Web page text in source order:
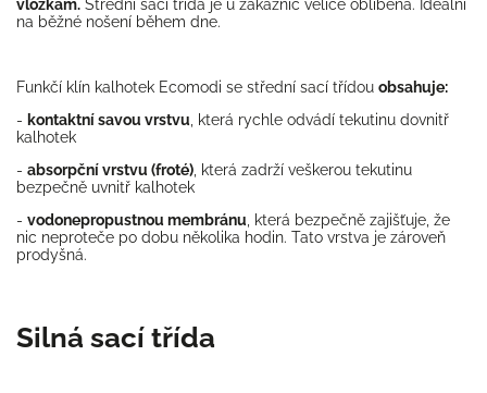
vložkám. Střední sací třída je u zákaznic velice oblíbená. Ideální
na běžné nošení během dne.
Funkčí klín kalhotek Ecomodi se střední sací třídou obsahuje:
- kontaktní savou vrstvu , která rychle odvádí tekutinu dovnitř
kalhotek
- absorpční vrstvu (froté) , která zadrží veškerou tekutinu
bezpečně uvnitř kalhotek
- vodonepropustnou membránu , která bezpečně zajišťuje, že
nic neproteče po dobu několika hodin. Tato vrstva je zároveň
prodyšná.
Silná sací třída